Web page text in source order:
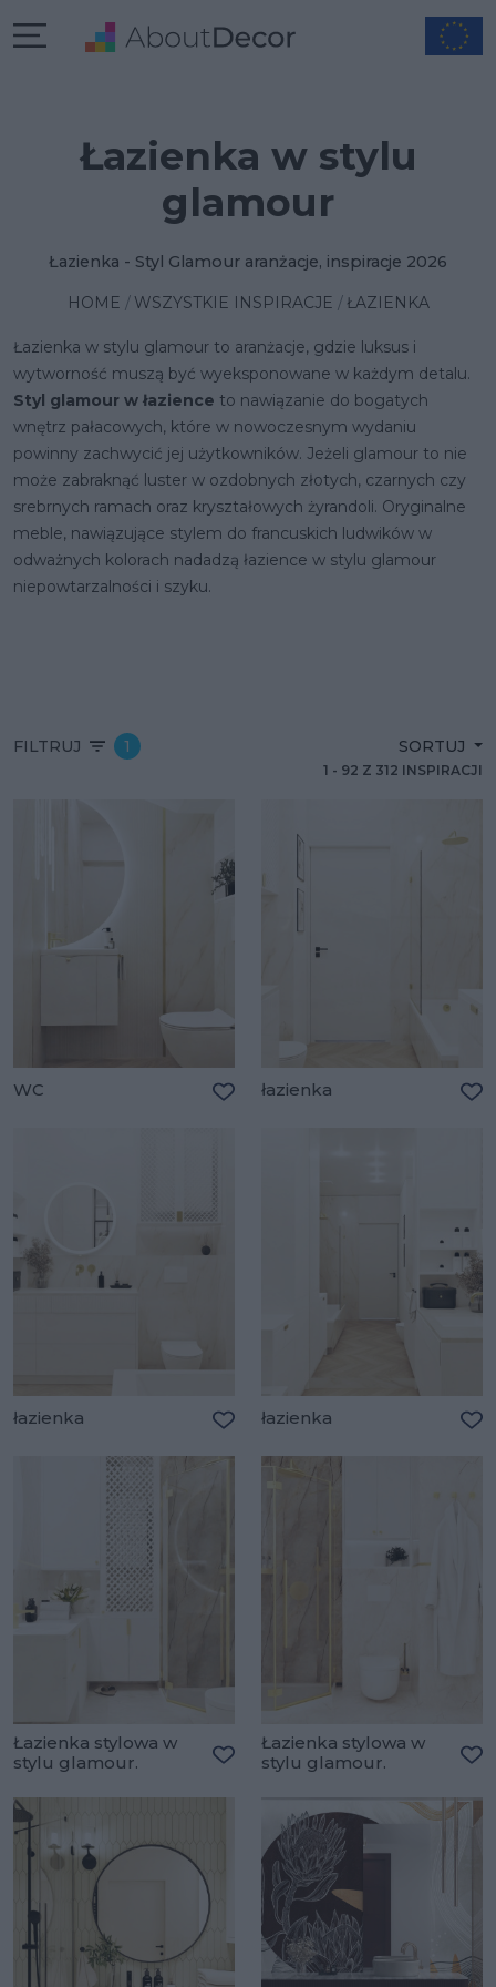
Łazienka w stylu
glamour
Łazienka - Styl Glamour aranżacje, inspiracje 2026
HOME WSZYSTKIE INSPIRACJE ŁAZIENKA
Łazienka w stylu glamour to aranżacje, gdzie luksus i
wytworność muszą być wyeksponowane w każdym detalu.
Styl glamour w łazience to nawiązanie do bogatych
wnętrz pałacowych, które w nowoczesnym wydaniu
powinny zachwycić jej użytkowników. Jeżeli glamour to nie
może zabraknąć luster w ozdobnych złotych, czarnych czy
srebrnych ramach oraz kryształowych żyrandoli. Oryginalne
meble, nawiązujące stylem do francuskich ludwików w
odważnych kolorach nadadzą łazience w stylu glamour
niepowtarzalności i szyku.
FILTRUJ 1 SORTUJ
1 - 92 Z 312 INSPIRACJI
WC łazienka
łazienka łazienka
Łazienka stylowa w
stylu glamour.
Dodaj do ulubionych
Łazienka stylowa w
stylu glamour.